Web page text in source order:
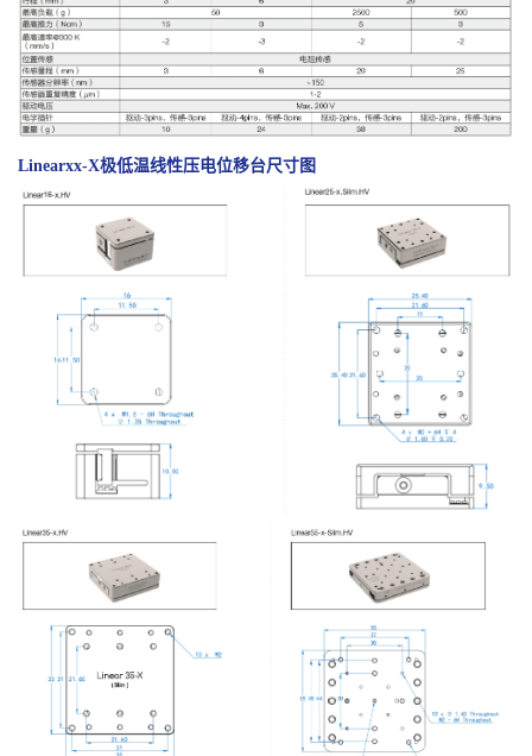
Linearxx-X极低温线性压电位移台尺寸图